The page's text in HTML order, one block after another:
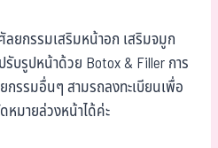
ลยกรรมเสริมหน้าอก เสริมจมูก
บรูปหน้าด้วย Botox & Filler การ
รรมอื่นๆ สามรถลงทะเบียนเพื่อ
หมายล่วงหน้าได้ค่ะ